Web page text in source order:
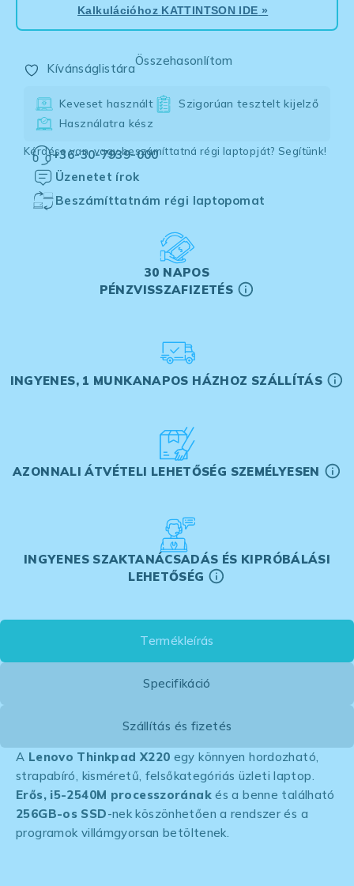
Kalkulációhoz KATTINTSON IDE »
Kívánságlistára
Összehasonlítom
Keveset használt
Szigorúan tesztelt kijelző
Használatra kész
Kérdése van, vagy beszámíttatná régi laptopját? Segítünk!
+36-30-7939-000
Üzenetet írok
Beszámíttatnám régi laptopomat
30 NAPOS
PÉNZVISSZAFIZETÉS
INGYENES, 1 MUNKANAPOS HÁZHOZ SZÁLLÍTÁS
AZONNALI ÁTVÉTELI LEHETŐSÉG SZEMÉLYESEN
INGYENES SZAKTANÁCSADÁS ÉS KIPRÓBÁLÁSI
LEHETŐSÉG
Termékleírás
Specifikáció
Szállítás és fizetés
A Lenovo Thinkpad X220 egy könnyen hordozható,
strapabíró, kisméretű, felsőkategóriás üzleti laptop.
Erős, i5-2540M processzoránakés a benne található
256GB-os SSD-nek köszönhetően a rendszer és a
programok villámgyorsan betöltenek.